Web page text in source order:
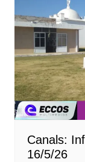
Canals:
16/5/26